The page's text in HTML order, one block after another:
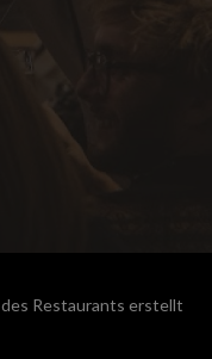
Restaurants erstellt
ein neues Fenster))